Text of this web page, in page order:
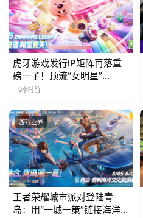
虎牙游戏发行IP矩阵再落重
磅一子！顶流“女明星”
ZANMANG LOOPY 正版3D
曝光
9小时前
游戏业界
王者荣耀城市派对登陆青
岛：用“一城一策”链接海洋